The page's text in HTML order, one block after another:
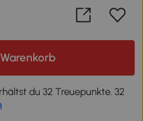
du 32 Treuepunkte. 32